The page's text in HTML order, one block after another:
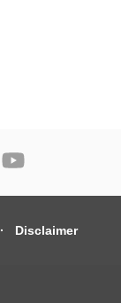
Disclaimer